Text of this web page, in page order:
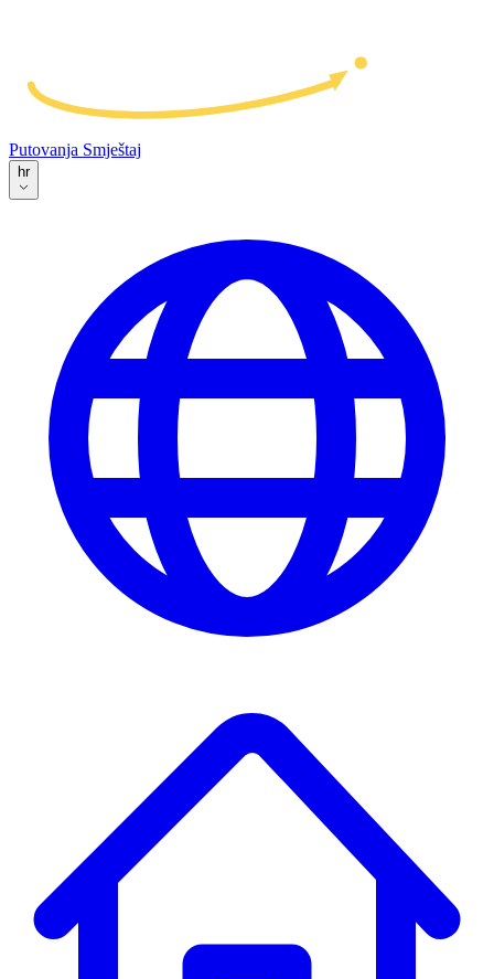
Putovanja Smještaj
hr